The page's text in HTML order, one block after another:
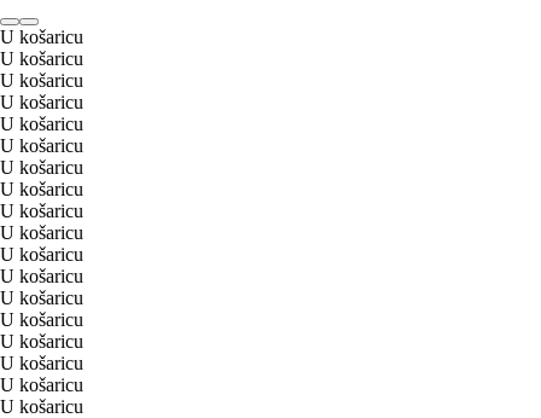
U košaricu
U košaricu
U košaricu
U košaricu
U košaricu
U košaricu
U košaricu
U košaricu
U košaricu
U košaricu
U košaricu
U košaricu
U košaricu
U košaricu
U košaricu
U košaricu
U košaricu
U košaricu